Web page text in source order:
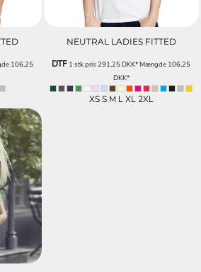
106,25
NEUTRAL LADIES FITTED
DTF 1 stk pris291,25DKK*Mængde 106,25
DKK*
XS S M L XL 2XL